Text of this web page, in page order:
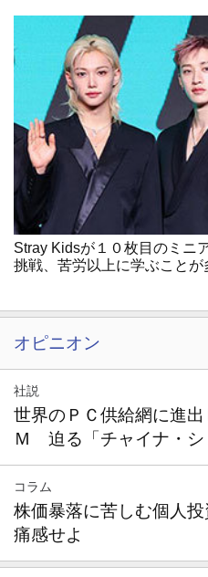
Stray Kidsが１０枚目のミ
挑戦、苦労以上に学ぶことが
オピニオン
社説
世界のＰＣ供給網に進
Ｍ 迫る「チャイナ・シ
コラム
株価暴落に苦しむ個人
痛感せよ